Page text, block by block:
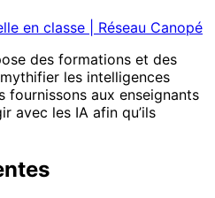
en classe | Réseau Canopé
des formations et des
les intelligences
fournissons aux enseignants
avec les IA afin qu’ils